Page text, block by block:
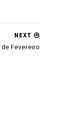
NEXT
de Fevereiro